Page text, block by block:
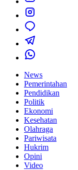
News
Pemerintahan
Pendidikan
Politik
Ekonomi
Kesehatan
Olahraga
Pariwisata
Hukrim
Opini
Video